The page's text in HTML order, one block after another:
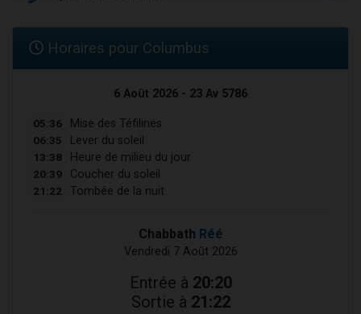
Horaires pour Columbus
6 Août 2026 - 23 Av 5786
05:36 Mise des Téfilines
06:35 Lever du soleil
13:38 Heure de milieu du jour
20:39 Coucher du soleil
21:22 Tombée de la nuit
Chabbath Réé
Vendredi 7 Août 2026
Entrée à 20:20
Sortie à 21:22